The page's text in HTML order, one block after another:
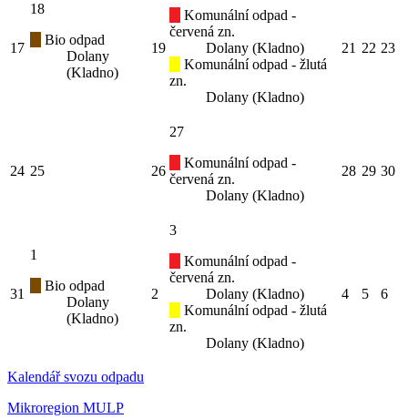
17
18
Bio odpad
Dolany
(Kladno)
19
Komunální odpad -
červená zn.
Dolany (Kladno)
Komunální odpad - žlutá
zn.
Dolany (Kladno)
21 22 23
24 25 26
27
Komunální odpad -
červená zn.
Dolany (Kladno)
28 29 30
31
1
Bio odpad
Dolany
(Kladno)
2
3
Komunální odpad -
červená zn.
Dolany (Kladno)
Komunální odpad - žlutá
zn.
Dolany (Kladno)
4 5 6
Kalendář svozu odpadu
Mikroregion MULP